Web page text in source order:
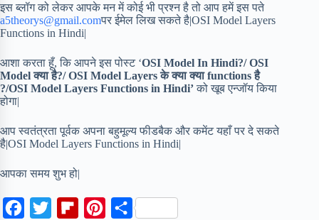
इस ब्लॉग को लेकर आपके मन में कोई भी प्रश्न है तो आप हमें इस पते
a5theorys@gmail.comपर ईमेल लिख सकते है|OSI Model Layers
Functions in Hindi|
आशा करता हूँ, कि आपने इस पोस्ट ‘OSI Model In Hindi?/ OSI
Model क्या है?/ OSI Model Layers के क्या क्या functions है
?/OSI Model Layers Functions in Hindi’को खूब एन्जॉय किया
होगा|
आप स्वतंत्रता पूर्वक अपना बहुमूल्य फीडबैक और कमेंट यहाँ पर दे सकते
है|OSI Model Layers Functions in Hindi|
आपका समय शुभ हो|
S